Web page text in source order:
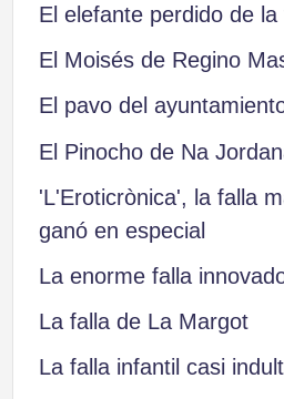
El elefante perdido de
El Moisés de Regino
El pavo del
El Pinocho de Na
'L'Eroticrònica', la falla
ganó en especial
La enorme falla
La falla de La Margot
La falla infantil casi